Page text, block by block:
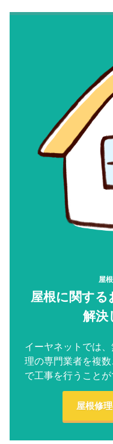
屋
屋根に関す
解決
イーヤネットでは
理の専門業者を複
で工事を行うことが
屋根修